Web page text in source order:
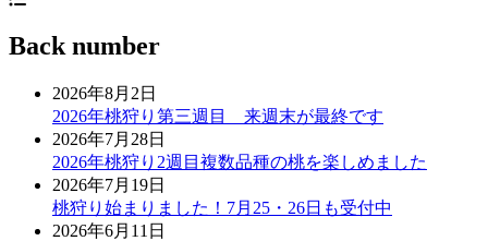
Back number
2026年8月2日
2026年桃狩り第三週目 来週末が最終です
2026年7月28日
2026年桃狩り2週目複数品種の桃を楽しめました
2026年7月19日
桃狩り始まりました！7月25・26日も受付中
2026年6月11日